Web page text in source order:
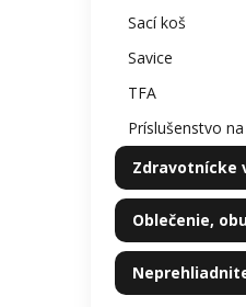
Sací koš
Savice
TFA
Príslušenstvo
Zdravotnícke
Oblečenie,